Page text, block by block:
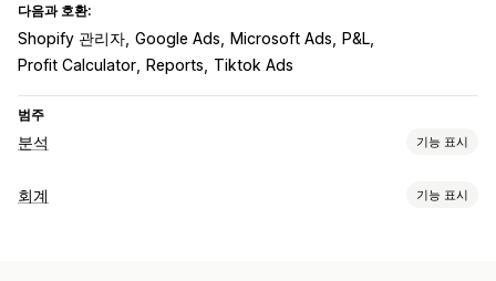
다음과 호환:
Shopify 관리자 Google Ads Microsoft Ads
P&L
Profit Calculator
Reports Tiktok Ads
범주
분석 기능 표시
마케팅 및 판매
회계 기능 표시